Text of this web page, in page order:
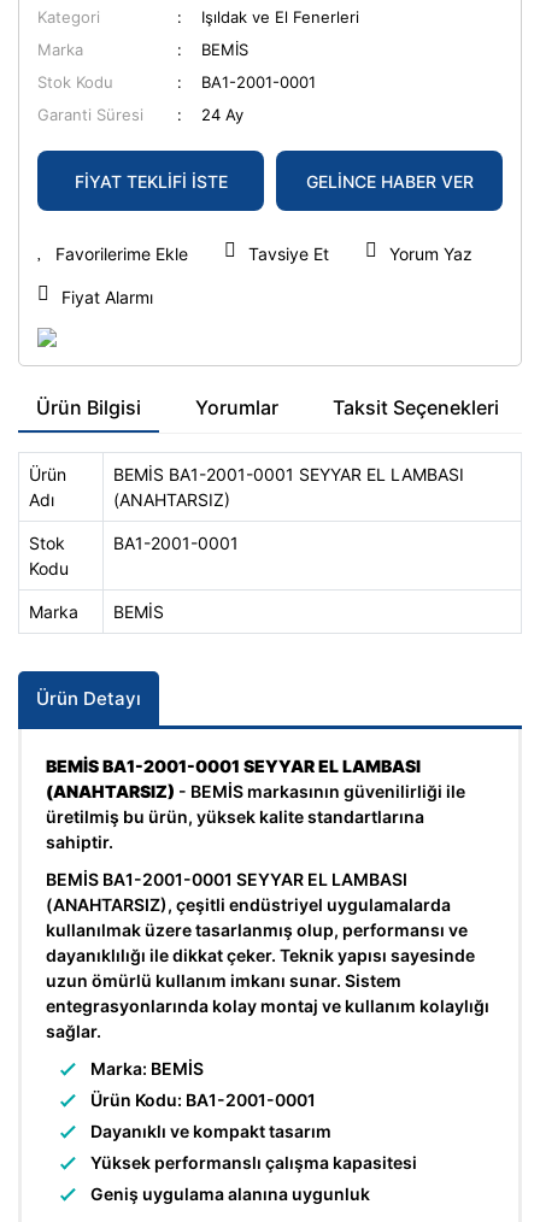
Kategori
Işıldak ve El Fenerleri
Marka
BEMİS
Stok Kodu
BA1-2001-0001
Garanti Süresi
24 Ay
FİYAT TEKLİFİ İSTE GELİNCE HABER VER
Tavsiye Et Yorum Yaz
Fiyat Alarmı
Ürün Bilgisi Yorumlar Taksit Seçenekleri
Ürün
Adı
BEMİS BA1-2001-0001 SEYYAR EL LAMBASI
(ANAHTARSIZ)
Stok
Kodu
BA1-2001-0001
Marka BEMİS
Ürün Detayı
BEMİS BA1-2001-0001 SEYYAR EL LAMBASI
(ANAHTARSIZ) - BEMİS markasının güvenilirliği ile
üretilmiş bu ürün, yüksek kalite standartlarına
sahiptir.
BEMİS BA1-2001-0001 SEYYAR EL LAMBASI
(ANAHTARSIZ), çeşitli endüstriyel uygulamalarda
kullanılmak üzere tasarlanmış olup, performansı ve
dayanıklılığı ile dikkat çeker. Teknik yapısı sayesinde
uzun ömürlü kullanım imkanı sunar. Sistem
entegrasyonlarında kolay montaj ve kullanım kolaylığı
sağlar.
Marka: BEMİS
Ürün Kodu: BA1-2001-0001
Dayanıklı ve kompakt tasarım
Yüksek performanslı çalışma kapasitesi
Geniş uygulama alanına uygunluk